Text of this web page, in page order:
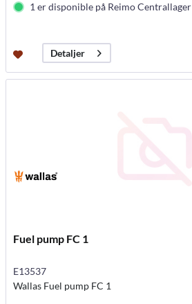
1 er disponible på Reimo Centrallager
Detaljer
Fuel pump FC 1
E13537
Wallas Fuel pump FC 1